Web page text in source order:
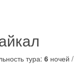
тура: 6 ночей /